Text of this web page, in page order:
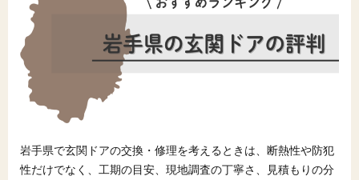
岩手県で玄関ドアの交換・修理を考えるときは、断熱性や防犯
性だけでなく、工期の目安、現地調査の丁寧さ、見積もりの分